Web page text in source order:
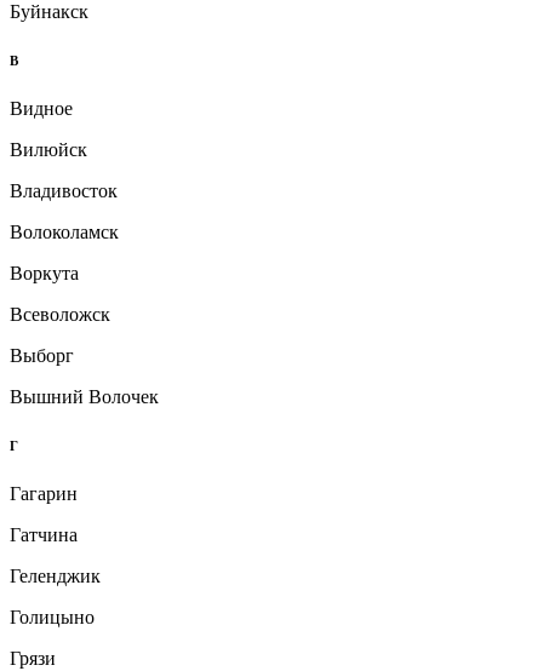
Буйнакск
В
Видное
Вилюйск
Владивосток
Волоколамск
Воркута
Всеволожск
Выборг
Вышний Волочек
Г
Гагарин
Гатчина
Геленджик
Голицыно
Грязи